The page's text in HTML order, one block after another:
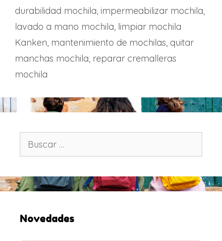
o
r
í
u
e
t
a
durabilidad mochila, impermeabilizar mochila,
lavado a mano mochila, limpiar mochila
Kanken, mantenimiento de mochilas, quitar
manchas mochila, reparar cremalleras
mochila
c
a
:Novedades